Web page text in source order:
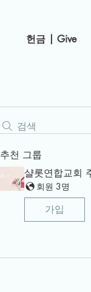
헌금 | Give
검색
추천 그룹
샬롯연합교회
회원 3명
가입